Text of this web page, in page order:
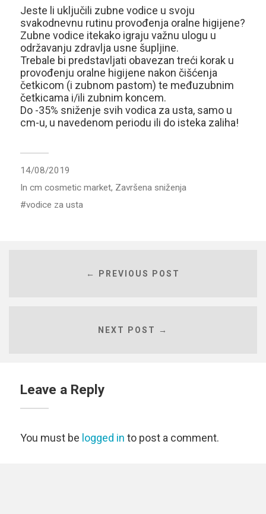
Jeste li uključili zubne vodice u svoju
svakodnevnu rutinu provođenja oralne higijene?
Zubne vodice itekako igraju važnu ulogu u
održavanju zdravlja usne šupljine.
Trebale bi predstavljati obavezan treći korak u
provođenju oralne higijene nakon čišćenja
četkicom (i zubnom pastom) te međuzubnim
četkicama i/ili zubnim koncem.
Do -35% sniženje svih vodica za usta, samo u
cm-u, u navedenom periodu ili do isteka zaliha!
14/08/2019
In cm cosmetic market, Završena sniženja
vodice za usta
← PREVIOUS POST
NEXT POST →
Leave a Reply
You must be logged in to post a comment.